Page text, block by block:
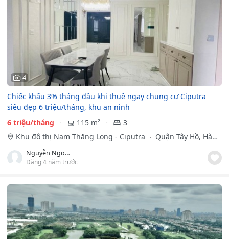
4
Chiếc khấu 3% tháng đầu khi thuê ngay chung cư Ciputra
siêu đẹp 6 triệu/tháng, khu an ninh
6 triệu/tháng
115 m²
3
Khu đô thị Nam Thăng Long - Ciputra
Quận Tây Hồ, Hà
Nguyễn Ngọc Sơn
Đăng 4 năm trước